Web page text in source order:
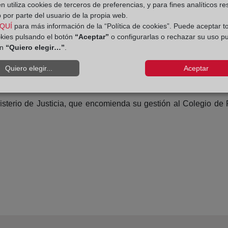
se deben hacer constar son los procedimientos para
mediador concursal , la fecha de solicitud, de apertura
el anuncio con el extracto del decreto del secretario judicial
la homologación de los acuerdos de refinanciación y
de Justicia, que encomienda su gestión al Colegio
utiliza cookies de terceros de preferencias, y para fines analíticos
por parte del usuario de la propia web.
para más información de la “Política de cookies”. Puede aceptar
pulsando el botón “Aceptar” o configurarlas o rechazar su uso
“Quiero elegir…”.
Quiero elegir... Aceptar